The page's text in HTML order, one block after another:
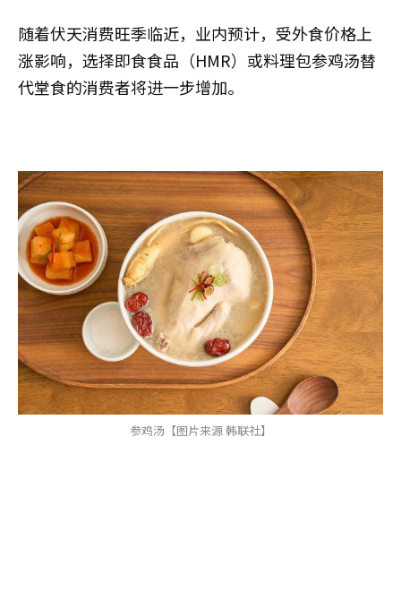
随着伏天消费旺季临近，业内预计，受外食价格上
涨影响，选择即食食品（HMR）或料理包参鸡汤替
代堂食的消费者将进一步增加。
参鸡汤【图片来源 韩联社】